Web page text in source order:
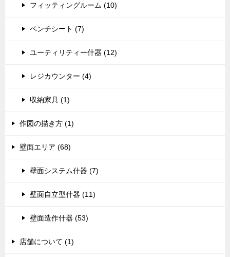
フィッティングルーム (10)
ベンチシート (7)
ユーティリティー什器 (12)
レジカウンター (4)
収納家具 (1)
作図の描き方 (1)
壁面エリア (68)
壁面システム什器 (7)
壁面自立型什器 (11)
壁面造作什器 (53)
店舗について (1)